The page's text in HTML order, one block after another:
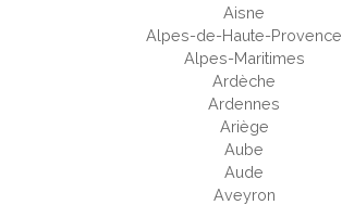
Aisne
Alpes-de-Haute-Provence
Alpes-Maritimes
Ardèche
Ardennes
Ariège
Aube
Aude
Aveyron